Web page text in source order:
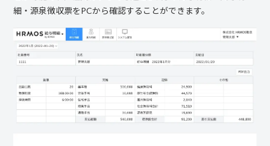
細・源泉徴収票をPCから確認することができます。